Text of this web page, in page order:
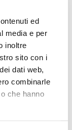
ed
media e per
inoltre
sito con i
dati web,
combinarle
che hanno
cliente,
idraulici
continua del